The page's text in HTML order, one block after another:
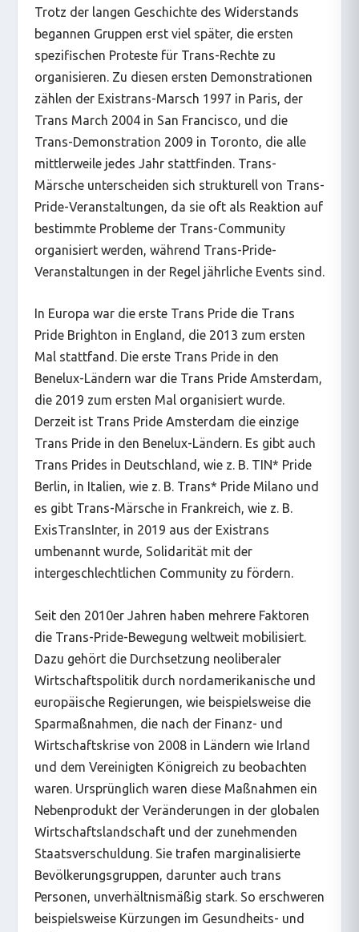
Trotz der langen Geschichte des Widerstands
begannen Gruppen erst viel später, die ersten
spezifischen Proteste für Trans-Rechte zu
organisieren. Zu diesen ersten Demonstrationen
zählen der Existrans-Marsch 1997 in Paris, der
Trans March 2004 in San Francisco, und die
Trans-Demonstration 2009 in Toronto, die alle
mittlerweile jedes Jahr stattfinden. Trans-
Märsche unterscheiden sich strukturell von Trans-
Pride-Veranstaltungen, da sie oft als Reaktion auf
bestimmte Probleme der Trans-Community
organisiert werden, während Trans-Pride-
Veranstaltungen in der Regel jährliche Events sind.
In Europa war die erste Trans Pride die Trans
Pride Brighton in England, die 2013 zum ersten
Mal stattfand. Die erste Trans Pride in den
Benelux-Ländern war die Trans Pride Amsterdam,
die 2019 zum ersten Mal organisiert wurde.
Derzeit ist Trans Pride Amsterdam die einzige
Trans Pride in den Benelux-Ländern. Es gibt auch
Trans Prides in Deutschland, wie z. B. TIN* Pride
Berlin, in Italien, wie z. B. Trans* Pride Milano und
es gibt Trans-Märsche in Frankreich, wie z. B.
ExisTransInter, in 2019 aus der Existrans
umbenannt wurde, Solidarität mit der
intergeschlechtlichen Community zu fördern.
Seit den 2010er Jahren haben mehrere Faktoren
die Trans-Pride-Bewegung weltweit mobilisiert.
Dazu gehört die Durchsetzung neoliberaler
Wirtschaftspolitik durch nordamerikanische und
europäische Regierungen, wie beispielsweise die
Sparmaßnahmen, die nach der Finanz- und
Wirtschaftskrise von 2008 in Ländern wie Irland
und dem Vereinigten Königreich zu beobachten
waren. Ursprünglich waren diese Maßnahmen ein
Nebenprodukt der Veränderungen in der globalen
Wirtschaftslandschaft und der zunehmenden
Staatsverschuldung. Sie trafen marginalisierte
Bevölkerungsgruppen, darunter auch trans
Personen, unverhältnismäßig stark. So erschweren
beispielsweise Kürzungen im Gesundheits- und